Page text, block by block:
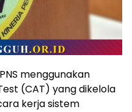
menggunakan
(CAT) yang dikelola
kerja sistem